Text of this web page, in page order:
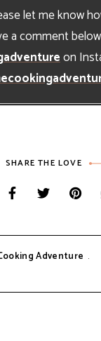
let me know
a comment
on
SHARE THE LOVE
Adventure